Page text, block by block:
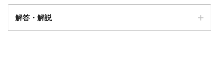
解答・解説